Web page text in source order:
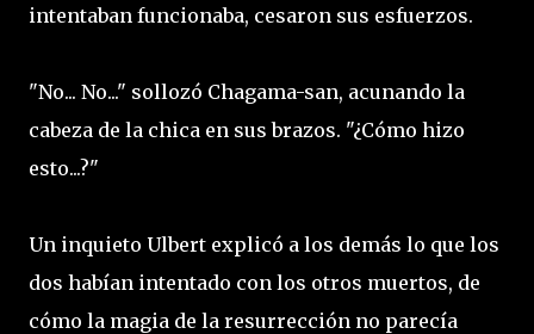
intentaban funcionaba, cesaron sus esfuerzos.
"No... No..." sollozó Chagama-san, acunando la
cabeza de la chica en sus brazos. "¿Cómo hizo
esto...?"
Un inquieto Ulbert explicó a los demás lo que los
dos habían intentado con los otros muertos, de
cómo la magia de la resurrección no parecía